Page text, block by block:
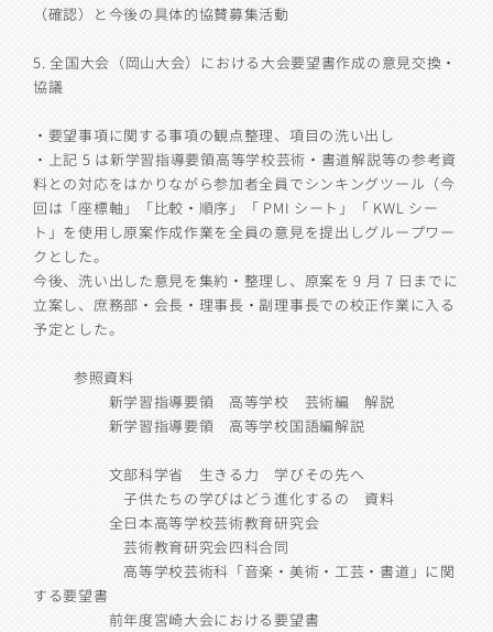
（確認）と今後の具体的協賛募集活動
5. 全国大会（岡山大会）における大会要望書作成の意見交換・
協議
・要望事項に関する事項の観点整理、項目の洗い出し
・上記 5 は新学習指導要領高等学校芸術・書道解説等の参考資
料との対応をはかりながら参加者全員でシンキングツール（今
回は「座標軸」「比較・順序」「 PMI シート」「 KWL シー
ト」を使用し原案作成作業を全員の意見を提出しグループワー
クとした。
今後、洗い出した意見を集約・整理し、原案を 9 月 7 日までに
立案し、庶務部・会長・理事長・副理事長での校正作業に入る
予定とした。
参照資料
新学習指導要領 高等学校 芸術編 解説
新学習指導要領 高等学校国語編解説
文部科学省 生きる力 学びその先へ
子供たちの学びはどう進化するの 資料
全日本高等学校芸術教育研究会
芸術教育研究会四科合同
高等学校芸術科「音楽・美術・工芸・書道」に関
する要望書
前年度宮崎大会における要望書